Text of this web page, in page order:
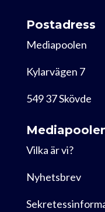
Postadress
Mediapoolen
Kylarvägen 7
549 37 Skövde
Vilka är vi?
Nyhetsbrev